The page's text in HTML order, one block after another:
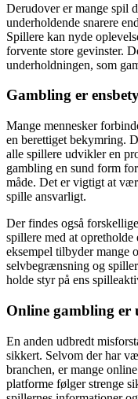
Derudover er mange spil
underholdende snarere
Spillere kan nyde
forvente store gevinster.
underholdningen, som
Gambling er
Mange mennesker
en berettiget bekymring.
alle spillere udvikler en
gambling en sund form
måde. Det er vigtigt at
spille ansvarligt.
Der findes også
spillere med at
eksempel tilbyder mange
selvbegrænsning og
holde styr på ens
Online gambling er
En anden udbredt
sikkert. Selvom der har
branchen, er mange
platforme følger strenge